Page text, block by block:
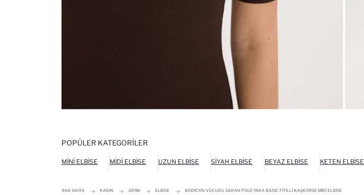
POPÜLER KATEGORILER
MINI ELBISE MIDI ELBISE UZUN ELBISE SIYAH ELBISE BEYAZ ELBISE KETEN ELBISE
ANA SAYFA KADIN GIYIM ELBISE BODYCON VÜCUDU SARAN POLO YAKA BASIC FITILLI KAŞKORSE MIDI ELBISE